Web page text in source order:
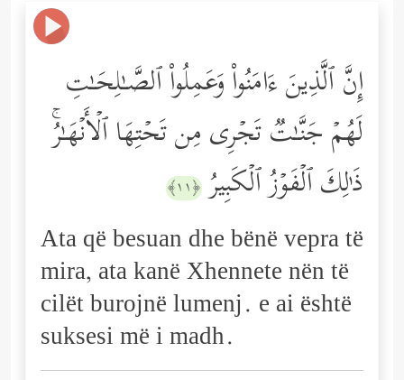
إِنَّ ٱلَّذِینَ ءَامَنُواْ وَعَمِلُواْ ٱلصَّـٰلِحَـٰتِ
لَهُمۡ جَنَّـٰتࣱ تَجۡرِی مِن تَحۡتِهَا ٱلۡأَنۡهَـٰرُۚ
ذَ ٰ⁠لِكَ ٱلۡفَوۡزُ ٱلۡكَبِیرُ ﴿١١﴾
Ata që besuan dhe bënë vepra të
mira, ata kanë Xhennete nën të
cilët burojnë lumenj. e ai është
suksesi më i madh.